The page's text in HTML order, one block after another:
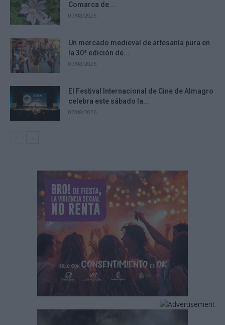
Comarca de...
07/08/2026
Un mercado medieval de artesanía pura en
la 30ª edición de...
07/08/2026
El Festival Internacional de Cine de Almagro
celebra este sábado la...
07/08/2026